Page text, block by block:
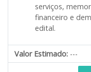
serviços,
financeiro e
edital.
Valor Estimado: ---